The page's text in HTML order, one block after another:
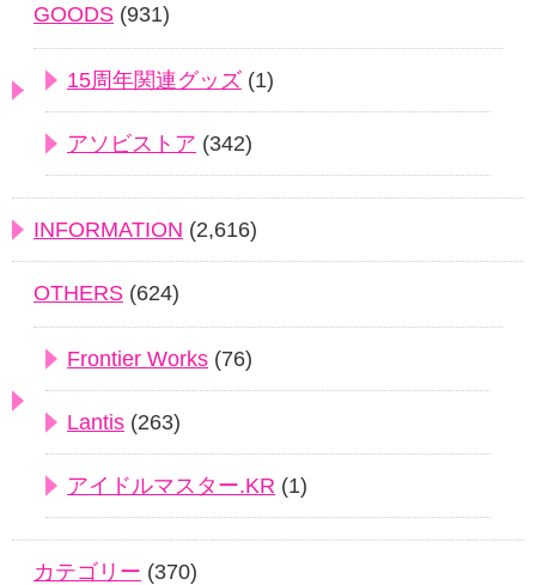
GOODS (931)
15周年関連グッズ (1)
アソビストア (342)
INFORMATION (2,616)
OTHERS (624)
Frontier Works (76)
Lantis (263)
アイドルマスター.KR (1)
カテゴリー (370)